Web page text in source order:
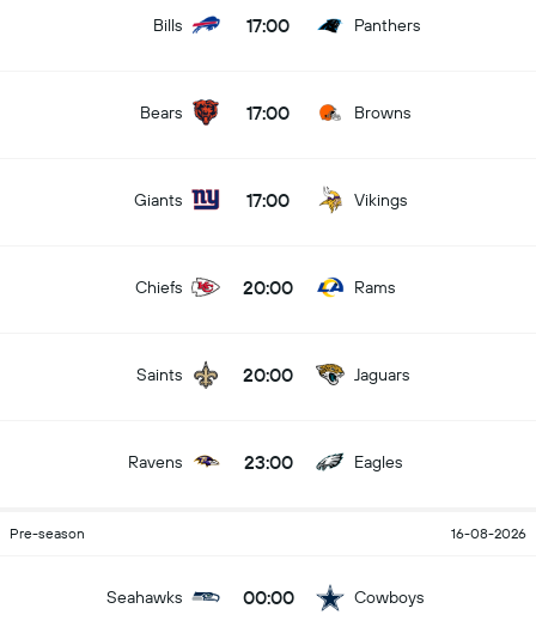
Bills 17:00 Panthers
Bears 17:00 Browns
Giants 17:00 Vikings
Chiefs 20:00 Rams
Saints 20:00 Jaguars
Ravens 23:00 Eagles
Pre-season 16-08-2026
Seahawks 00:00 Cowboys